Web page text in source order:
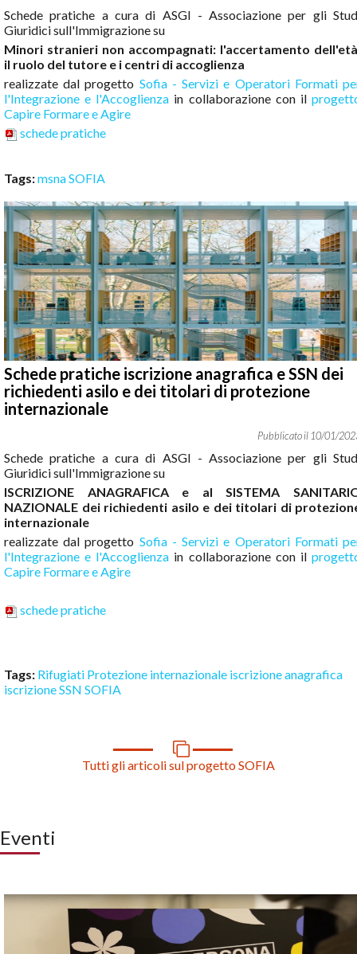
Schede pratiche a cura di ASGI - Associazione per gli
Giuridici sull'Immigrazione su
Minori stranieri non accompagnati: l'accertamento
il ruolo del tutore e i centri di accoglienza
realizzate dal progetto Sofia - Servizi e Operatori Formati
l'Integrazione e l'Accoglienza in collaborazione con il
Capire Formare e Agire
schede pratiche
Tags:msnaSOFIA
Schede pratiche iscrizione anagrafica e SSN dei
richiedenti asilo e dei titolari di protezione
internazionale
10/01/
Schede pratiche a cura di ASGI - Associazione per gli
Giuridici sull'Immigrazione su
ISCRIZIONE ANAGRAFICA e al SISTEMA
NAZIONALE dei richiedenti asilo e dei titolari di
internazionale
realizzate dal progetto Sofia - Servizi e Operatori Formati
l'Integrazione e l'Accoglienza in collaborazione con il
Capire Formare e Agire
schede pratiche
Tags: Rifugiati Protezione internazionale iscrizione anagrafica
iscrizione SSN SOFIA
Tutti gli articoli sul progetto SOFIA
Eventi